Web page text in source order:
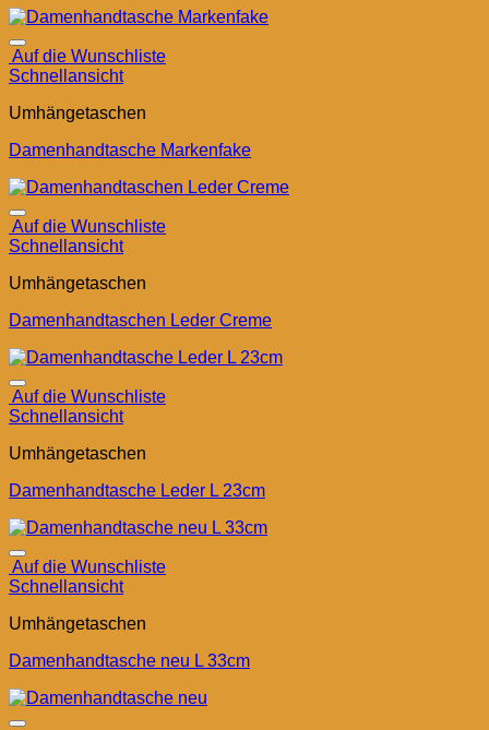
Auf die Wunschliste
Schnellansicht
Umhängetaschen
Damenhandtasche Markenfake
Auf die Wunschliste
Schnellansicht
Umhängetaschen
Damenhandtaschen Leder Creme
Auf die Wunschliste
Schnellansicht
Umhängetaschen
Damenhandtasche Leder L 23cm
Auf die Wunschliste
Schnellansicht
Umhängetaschen
Damenhandtasche neu L 33cm